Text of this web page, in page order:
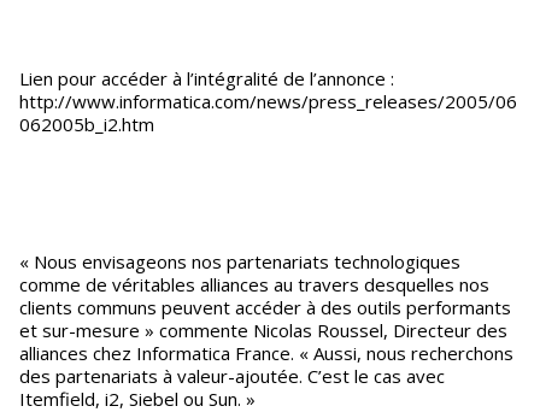
Lien pour accéder à l’intégralité de l’annonce :
http://www.informatica.com/news/press_releases/2005/06
062005b_i2.htm
« Nous envisageons nos partenariats technologiques
comme de véritables alliances au travers desquelles nos
clients communs peuvent accéder à des outils performants
et sur-mesure » commente Nicolas Roussel, Directeur des
alliances chez Informatica France. « Aussi, nous recherchons
des partenariats à valeur-ajoutée. C’est le cas avec
Itemfield, i2, Siebel ou Sun. »